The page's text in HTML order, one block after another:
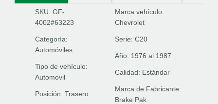
SKU: GF-
4002#63223
Categoría:
Automóviles
Tipo de vehículo:
Automovil
Posición: Trasero
Marca vehículo:
Chevrolet
Serie: C20
Año: 1976 al 1987
Calidad: Estándar
Marca de Fabricante:
Brake Pak